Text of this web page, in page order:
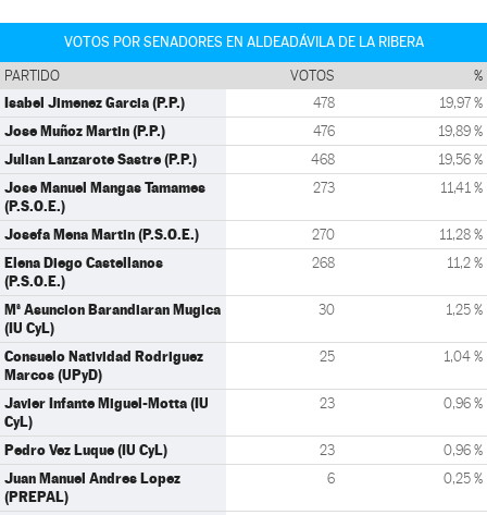
VOTOS POR SENADORES EN ALDEADÁVILA DE LA RIBERA
PARTIDO VOTOS %
Isabel Jimenez Garcia (P.P.) 478 19,97 %
Jose Muñoz Martin (P.P.) 476 19,89 %
Julian Lanzarote Sastre (P.P.) 468 19,56 %
Jose Manuel Mangas Tamames
(P.S.O.E.)
273 11,41 %
Josefa Mena Martin (P.S.O.E.) 270 11,28 %
Elena Diego Castellanos
(P.S.O.E.)
268 11,2 %
Mª Asuncion Barandiaran Mugica
(IU CyL)
30 1,25 %
Consuelo Natividad Rodriguez
Marcos (UPyD)
25 1,04 %
Javier Infante Miguel-Motta (IU
CyL)
23 0,96 %
Pedro Vez Luque (IU CyL) 23 0,96 %
Juan Manuel Andres Lopez
(PREPAL)
6 0,25 %